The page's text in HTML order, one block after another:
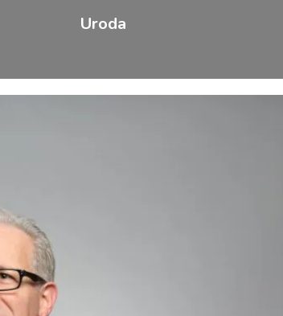
Uroda